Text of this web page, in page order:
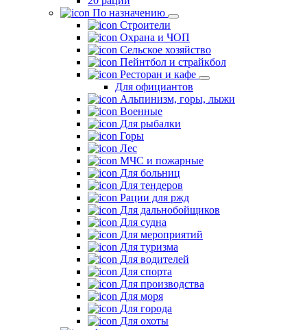
По назначению
Строители
Охрана и ЧОП
Сельское хозяйство
Пейнтбол и страйкбол
Ресторан и кафе
Для официантов
Альпинизм, горы, лыжи
Военные
Для рыбалки
Горы
Лес
МЧС и пожарные
Для больниц
Для тендеров
Рации для ржд
Для дальнобойщиков
Для судна
Для мероприятий
Для туризма
Для водителей
Для спорта
Для производства
Для моря
Для города
Для охоты